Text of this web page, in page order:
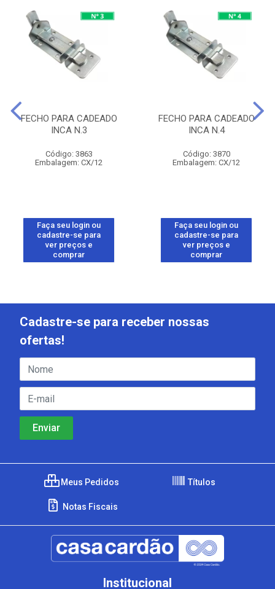
FECHO PARA CADEADO
INCA N.3
Código: 3863
Embalagem: CX/12
Faça seu login ou
cadastre-se para
ver preços e
comprar
FECHO PARA CADEADO
INCA N.4
Código: 3870
Embalagem: CX/12
Faça seu login ou
cadastre-se para
ver preços e
comprar
Cadastre-se para receber nossas
ofertas!
Meus Pedidos Títulos
Notas Fiscais
Institucional